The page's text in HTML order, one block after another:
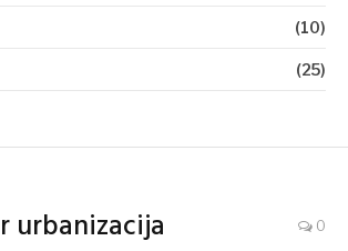
(10)
(25)
urbanizacija 0